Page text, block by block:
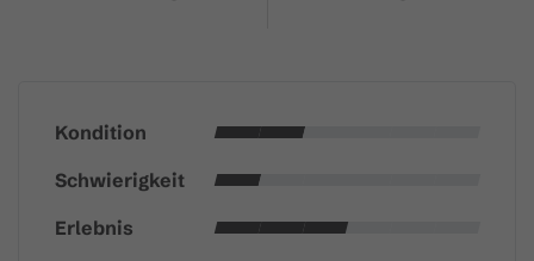
Kondition
Schwierigkeit
Erlebnis